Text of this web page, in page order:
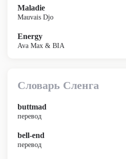
Maladie
Mauvais Djo
Energy
Ava Max & BIA
Словарь Сленга
buttmad
перевод
bell-end
перевод